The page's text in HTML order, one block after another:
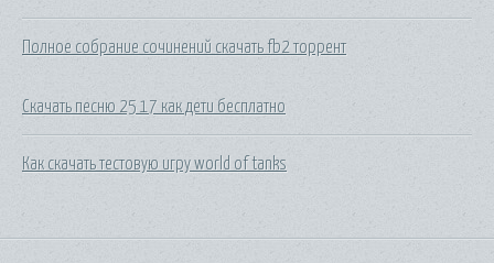
Полное собрание сочинений скачать fb2 торрент
Скачать песню 25 17 как дети бесплатно
Как скачать тестовую игру world of tanks